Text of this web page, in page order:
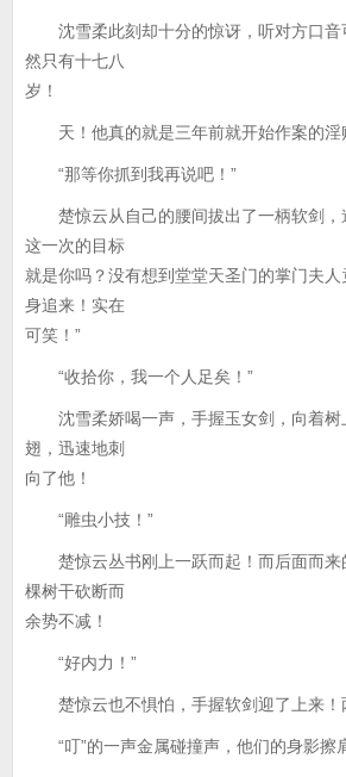
沈雪柔此刻却十分的惊讶，听对方口音
然只有十七八
岁！
天！他真的就是三年前就开始作案的淫
“那等你抓到我再说吧！”
楚惊云从自己的腰间拔出了一柄软剑，
这一次的目标
就是你吗？没有想到堂堂天圣门的掌门夫
身追来！实在
可笑！”
“收拾你，我一个人足矣！”
沈雪柔娇喝一声，手握玉女剑，向着树
翅，迅速地刺
向了他！
“雕虫小技！”
楚惊云丛书刚上一跃而起！而后面而来
棵树干砍断而
余势不减！
“好内力！”
楚惊云也不惧怕，手握软剑迎了上来！
“叮”的一声金属碰撞声，他们的身影擦